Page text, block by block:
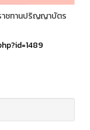
าชทานปริญญาบัตร